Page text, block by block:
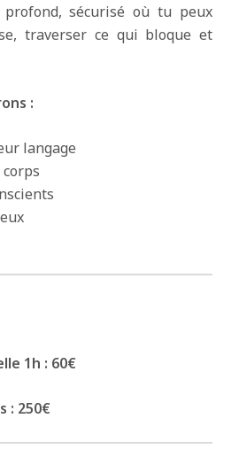
sécurisé où tu peux
traverser ce qui bloque et
:
langage
1h : 60€
: 250€